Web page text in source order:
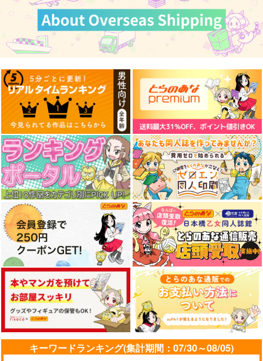
私もデンジくんの事、
大好きだよ
トクセツ
605円（税込）
デンジ×マキマ
サンプル
作品詳細
ぐだ君のモテログ
PONZOOM
1,320円（税込）
サンプル
作品詳細
ぼくの好きをまとめた
本OL総集編
どうしま書房
2,357円（税込）
サンプル
作品詳細
キーワードランキング(集計期間：07/30～08/05)